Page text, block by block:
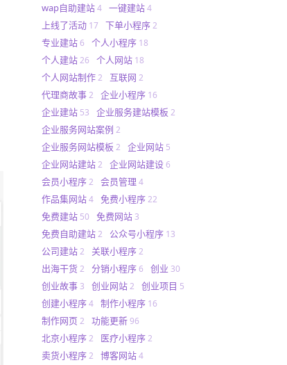
wap自助建站 4 一键建站 4
上线了活动 17 下单小程序 2
专业建站 6 个人小程序 18
个人建站 26 个人网站 18
个人网站制作 2 互联网 2
代理商故事 2 企业小程序 16
企业建站 53 企业服务建站模板 2
企业服务网站案例 2
企业服务网站模板 2 企业网站 5
企业网站建站 2 企业网站建设 6
会员小程序 2 会员管理 4
作品集网站 4 免费小程序 22
免费建站 50 免费网站 3
免费自助建站 2 公众号小程序 13
公司建站 2 关联小程序 2
出海干货 2 分销小程序 6 创业 30
创业故事 3 创业网站 2 创业项目 5
创建小程序 4 制作小程序 16
制作网页 2 功能更新 96
北京小程序 2 医疗小程序 2
卖货小程序 2 博客网站 4